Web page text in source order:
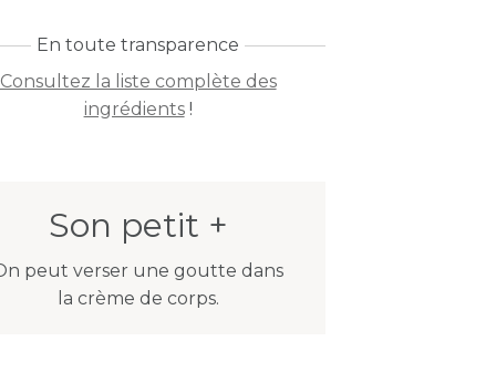
En toute transparence
Consultez la liste complète des
ingrédients!
Son petit +
peut verser une goutte dans
la crème de corps.